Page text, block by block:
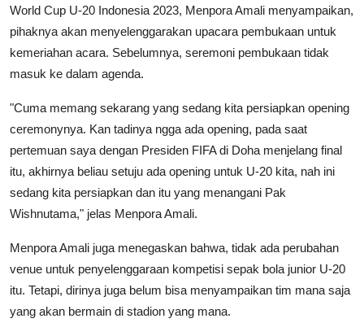
World Cup U-20 Indonesia 2023, Menpora Amali menyampaikan,
pihaknya akan menyelenggarakan upacara pembukaan untuk
kemeriahan acara. Sebelumnya, seremoni pembukaan tidak
masuk ke dalam agenda.
"Cuma memang sekarang yang sedang kita persiapkan opening
ceremonynya. Kan tadinya ngga ada opening, pada saat
pertemuan saya dengan Presiden FIFA di Doha menjelang final
itu, akhirnya beliau setuju ada opening untuk U-20 kita, nah ini
sedang kita persiapkan dan itu yang menangani Pak
Wishnutama," jelas Menpora Amali.
Menpora Amali juga menegaskan bahwa, tidak ada perubahan
venue untuk penyelenggaraan kompetisi sepak bola junior U-20
itu. Tetapi, dirinya juga belum bisa menyampaikan tim mana saja
yang akan bermain di stadion yang mana.